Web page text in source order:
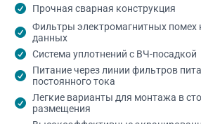
Прочная сварная конструкция
Фильтры электромагнитных помех
данных
Система уплотнений с ВЧ-посадкой
Питание через линии фильтров
постоянного тока
Легкие варианты для монтажа в
размещения